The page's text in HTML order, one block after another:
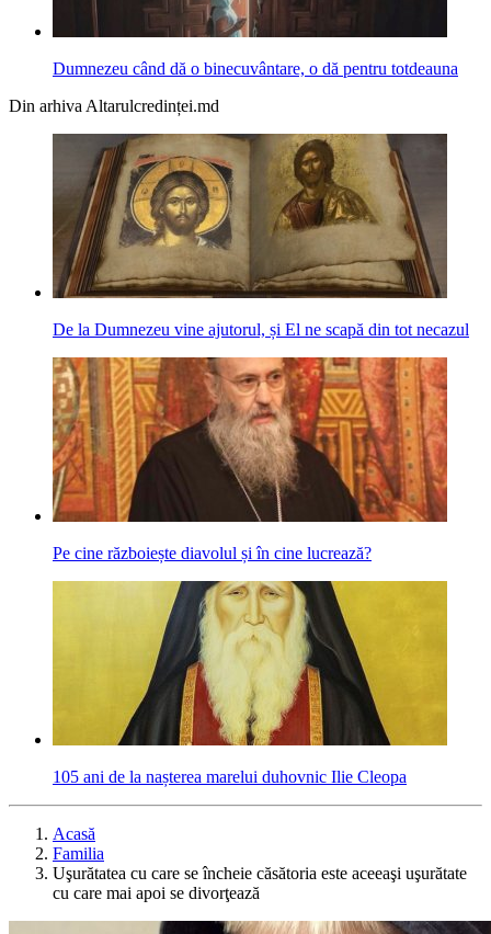
Dumnezeu când dă o binecuvântare, o dă pentru totdeauna
Din arhiva Altarulcredinței.md
De la Dumnezeu vine ajutorul, și El ne scapă din tot necazul
Pe cine războiește diavolul și în cine lucrează?
105 ani de la nașterea marelui duhovnic Ilie Cleopa
Acasă
Familia
Uşurătatea cu care se încheie căsătoria es­te aceeaşi uşurătate
cu care mai apoi se divorţează